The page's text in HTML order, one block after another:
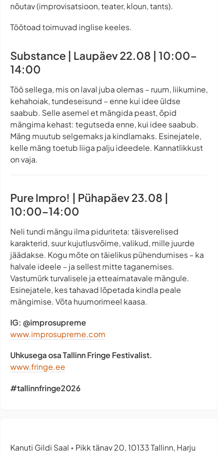
nõutav (improvisatsioon, teater, kloun, tants).
Töötoad toimuvad inglise keeles.
Substance | Laupäev 22.08 | 10:00–
14:00
Töö sellega, mis on laval juba olemas – ruum, liikumine,
kehahoiak, tundeseisund – enne kui idee üldse
saabub. Selle asemel et mängida peast, õpid
mängima kehast: tegutseda enne, kui idee saabub.
Mäng muutub selgemaks ja kindlamaks. Esinejatele,
kelle mäng toetub liiga palju ideedele. Kannatlikkust
on vaja.
Pure Impro! | Pühapäev 23.08 |
10:00–14:00
Neli tundi mängu ilma piduriteta: täisverelised
karakterid, suur kujutlusvõime, valikud, mille juurde
jäädakse. Kogu mõte on täielikus pühendumises – ka
halvale ideele – ja sellest mitte taganemises.
Vastumürk turvalisele ja etteaimatavale mängule.
Esinejatele, kes tahavad lõpetada kindla peale
mängimise. Võta huumorimeel kaasa.
IG: @improsupreme
www.improsupreme.com
Uhkusega osa Tallinn Fringe Festivalist.
www.fringe.ee
#tallinnfringe2026
Kanuti Gildi Saal • Pikk tänav 20, 10133 Tallinn, Harju